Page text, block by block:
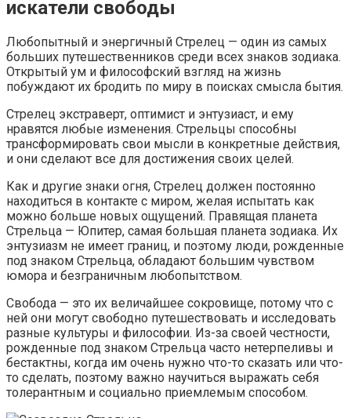
искатели свободы
Любопытный и энергичный Стрелец — один из самых
больших путешественников среди всех знаков зодиака.
Открытый ум и философский взгляд на жизнь
побуждают их бродить по миру в поисках смысла бытия.
Стрелец экстраверт, оптимист и энтузиаст, и ему
нравятся любые изменения. Стрельцы способны
трансформировать свои мысли в конкретные действия,
и они сделают все для достижения своих целей.
Как и другие знаки огня, Стрелец должен постоянно
находиться в контакте с миром, желая испытать как
можно больше новых ощущений. Правящая планета
Стрельца — Юпитер, самая большая планета зодиака. Их
энтузиазм не имеет границ, и поэтому люди, рожденные
под знаком Стрельца, обладают большим чувством
юмора и безграничным любопытством.
Свобода — это их величайшее сокровище, потому что с
ней они могут свободно путешествовать и исследовать
разные культуры и философии. Из-за своей честности,
рожденные под знаком Стрельца часто нетерпеливы и
бестактны, когда им очень нужно что-то сказать или что-
то сделать, поэтому важно научиться выражать себя
толерантным и социально приемлемым способом.